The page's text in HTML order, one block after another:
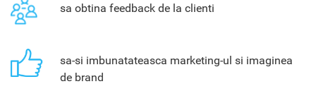
sa obtina feedback de la clienti
sa-si imbunatateasca marketing-ul si imaginea
de brand